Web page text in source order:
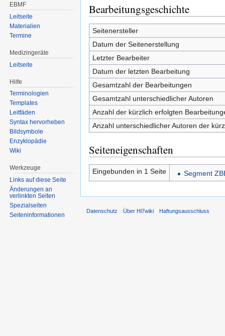
Bearbeitungsgeschichte
Seitenersteller
Datum der Seitenerstellung
Letzter Bearbeiter
Datum der letzten Bearbeitung
Gesamtzahl der Bearbeitungen
Gesamtzahl unterschiedlicher Autoren
Anzahl der kürzlich erfolgten
Anzahl unterschiedlicher Autoren der
Seiteneigenschaften
Eingebunden in 1 Seite Segment
EBMF
Leitseite
Materialien
Termine
Medizingeräte
Leitseite
Hilfe
Terminologien
Templates
Leitfäden
Syntax hervorheben
Bildsymbole
Enzyklopädie
Wiki
Werkzeuge
Links auf diese Seite
Änderungen an
verlinkten Seiten
Spezialseiten
Seiten­informationen
Datenschutz Über Hl7wiki Haftungsausschluss